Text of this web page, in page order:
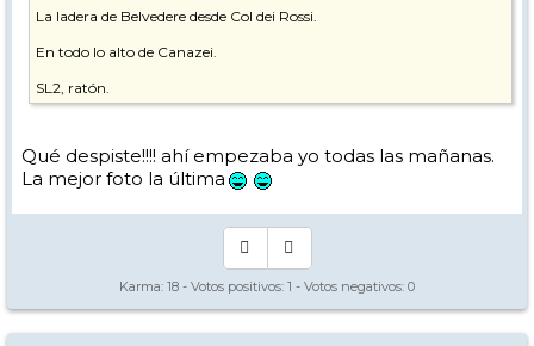
La ladera de Belvedere desde Col dei Rossi.
En todo lo alto de Canazei.
SL2, ratón.
Qué despiste!!!! ahí empezaba yo todas las mañanas.
La mejor foto la última
Karma: 18 - Votos positivos: 1 - Votos negativos: 0